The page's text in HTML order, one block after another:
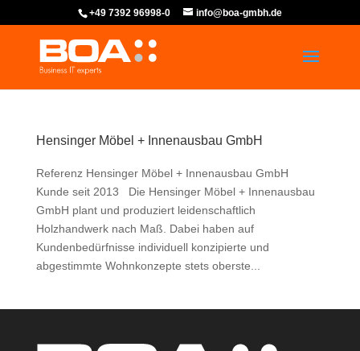
+49 7392 96998-0 info@boa-gmbh.de
Hensinger Möbel + Innenausbau GmbH
Referenz Hensinger Möbel + Innenausbau GmbH
Kunde seit 2013 Die Hensinger Möbel + Innenausbau
GmbH plant und produziert leidenschaftlich
Holzhandwerk nach Maß. Dabei haben auf
Kundenbedürfnisse individuell konzipierte und
abgestimmte Wohnkonzepte stets oberste...